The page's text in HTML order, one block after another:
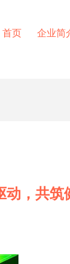
首页 企业简
动，共筑